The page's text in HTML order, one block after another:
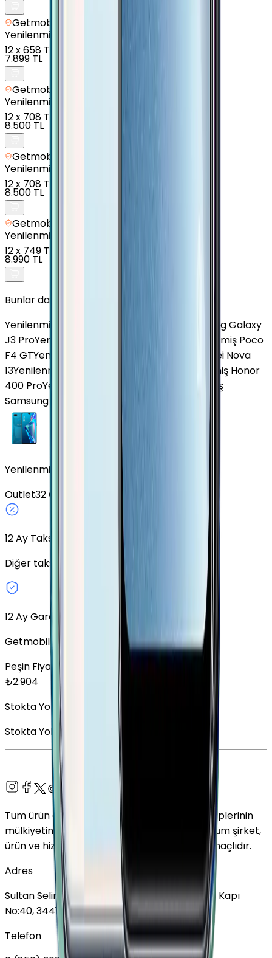
Getmobil Güvencesi
Yenilenmiş
12x658 TL
7.899 TL
Getmobil Güvencesi
Yenilenmiş
12x 708 TL
8.500 TL
Getmobil Güvencesi
Yenilenmiş
12x 708 TL
8.500 TL
Getmobil Güvencesi
Yenilenmiş
12x 749 TL
8.990 TL
Bunlar da İlginizi Çekebilir
Yenilenmiş Poco X4 GT 5G
Yenilenmiş Samsung Galaxy
J3 ProYenilenmiş Samsung Galaxy A33
Yenilenmiş Poco
F4 GTYenilenmiş Omix X600
Yenilenmiş Huawei Nova
13Yenilenmiş Samsung Galaxy S25 FE
Yenilenmiş Honor
400 ProYenilenmiş Apple iPhone XR
Yenilenmiş
Samsung Galaxy J7 Core
Yenilenmiş Oppo A12 Mavi 32 GB
Outlet32 GB Fiziki SIM
12Ay Taksit Seçeneği
Diğer taksit seçeneklerini keşfedin.
12 Ay Garanti
Getmobil Garantisi
Peşin Fiyatına
242,00
₺2.904
Stokta Yok
Stokta Yok
Tüm ürün adları, logolar ve markalar ilgili sahiplerinin
mülkiyetindedir. Bu web sitesinde kullanılan tüm şirket,
ürün ve hizmet adları yalnızca tanımlama amaçlıdır.
Adres
Sultan Selim Mahallesi, Lalegül Sokağı No:5, İç Kapı
No:40, 34415 Kağıthane/İstanbul
Telefon